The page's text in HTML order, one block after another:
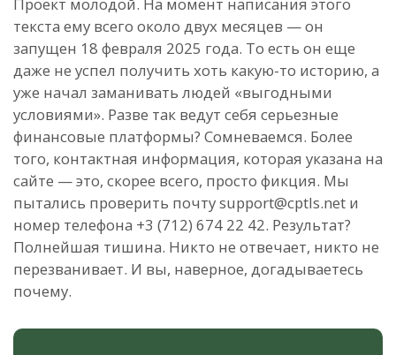
текста ему всего около двух месяцев — он
запущен 18 февраля 2025 года. То есть он еще
даже не успел получить хоть какую-то историю, а
уже начал заманивать людей «выгодными
условиями». Разве так ведут себя серьезные
финансовые платформы? Сомневаемся. Более
того, контактная информация, которая указана на
сайте — это, скорее всего, просто фикция. Мы
пытались проверить почту support@cptls.net и
номер телефона +3 (712) 674 22 42. Результат?
Полнейшая тишина. Никто не отвечает, никто не
перезванивает. И вы, наверное, догадываетесь
почему.